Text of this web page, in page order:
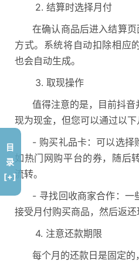
2. 结算时选择月付
在确认商品后进入结算
方式。系统将自动扣除相应
也会自动生成。
3. 取现操作
值得注意的是，目前抖
现为现金，但您可以通过以下
- 购买礼品卡：可以选择
如热门网购平台的券，随后
流转。
- 寻找回收商家合作：一
接受月付购买商品，然后返还
4. 注意还款期限
每个月的还款日是固定
目
录
[+]